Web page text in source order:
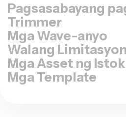
Trimmer
Mga Wave-anyo
Walang
Mga Asset ng Istok
Mga Template